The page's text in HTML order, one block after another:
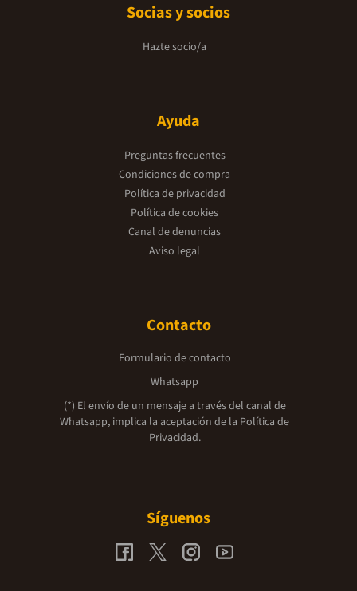
Socias y socios
Hazte socio/a
Ayuda
Preguntas frecuentes
Condiciones de compra
Política de privacidad
Política de cookies
Canal de denuncias
Aviso legal
Contacto
Formulario de contacto
Whatsapp
(*) El envío de un mensaje a través del canal de
Whatsapp, implica la aceptación de la Política de
Privacidad.
Síguenos